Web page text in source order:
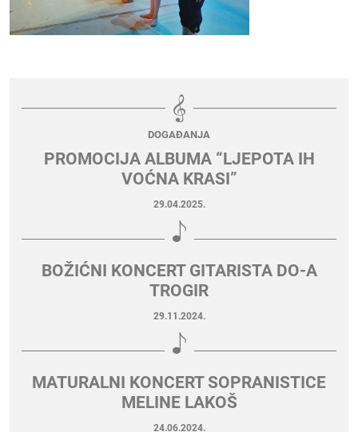
DOGAĐANJA
PROMOCIJA ALBUMA “LJEPOTA IH
VOĆNA KRASI”
29.04.2025.
BOŽIĆNI KONCERT GITARISTA DO-A
TROGIR
29.11.2024.
MATURALNI KONCERT SOPRANISTICE
MELINE LAKOŠ
24.06.2024.